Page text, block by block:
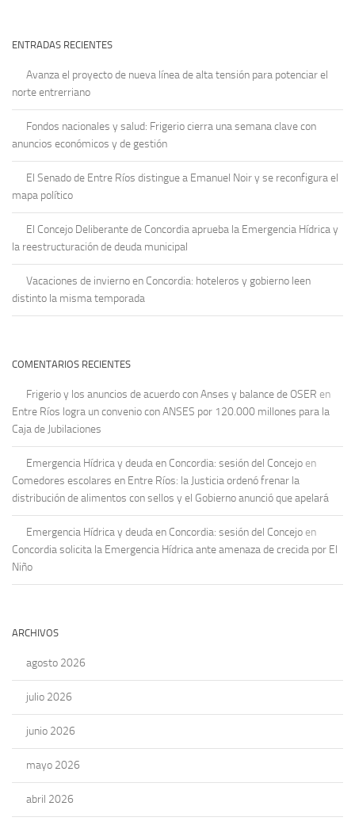
ENTRADAS RECIENTES
Avanza el proyecto de nueva línea de alta tensión para potenciar el
norte entrerriano
Fondos nacionales y salud: Frigerio cierra una semana clave con
anuncios económicos y de gestión
El Senado de Entre Ríos distingue a Emanuel Noir y se reconfigura el
mapa político
El Concejo Deliberante de Concordia aprueba la Emergencia Hídrica y
la reestructuración de deuda municipal
Vacaciones de invierno en Concordia: hoteleros y gobierno leen
distinto la misma temporada
COMENTARIOS RECIENTES
Frigerio y los anuncios de acuerdo con Anses y balance de OSER en
Entre Ríos logra un convenio con ANSES por 120.000 millones para la
Caja de Jubilaciones
Emergencia Hídrica y deuda en Concordia: sesión del Concejo en
Comedores escolares en Entre Ríos: la Justicia ordenó frenar la
distribución de alimentos con sellos y el Gobierno anunció que apelará
Emergencia Hídrica y deuda en Concordia: sesión del Concejo en
Concordia solicita la Emergencia Hídrica ante amenaza de crecida por El
Niño
ARCHIVOS
agosto 2026
julio 2026
junio 2026
mayo 2026
abril 2026